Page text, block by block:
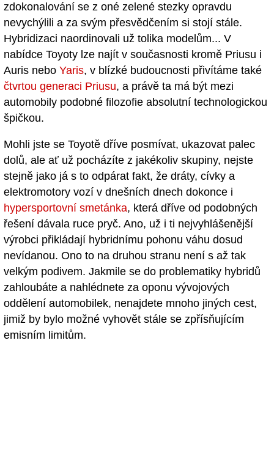
zdokonalování se z oné zelené stezky opravdu
nevychýlili a za svým přesvědčením si stojí stále.
Hybridizaci naordinovali už tolika modelům... V
nabídce Toyoty lze najít v současnosti kromě Priusu i
Auris nebo Yaris, v blízké budoucnosti přivítáme také
čtvrtou generaci Priusu, a právě ta má být mezi
automobily podobné filozofie absolutní technologickou
špičkou.
Mohli jste se Toyotě dříve posmívat, ukazovat palec
dolů, ale ať už pocházíte z jakékoliv skupiny, nejste
stejně jako já s to odpárat fakt, že dráty, cívky a
elektromotory vozí v dnešních dnech dokonce i
hypersportovní smetánka, která dříve od podobných
řešení dávala ruce pryč. Ano, už i ti nejvyhlášenější
výrobci přikládají hybridnímu pohonu váhu dosud
nevídanou. Ono to na druhou stranu není s až tak
velkým podivem. Jakmile se do problematiky hybridů
zahloubáte a nahlédnete za oponu vývojových
oddělení automobilek, nenajdete mnoho jiných cest,
jimiž by bylo možné vyhovět stále se zpřísňujícím
emisním limitům.